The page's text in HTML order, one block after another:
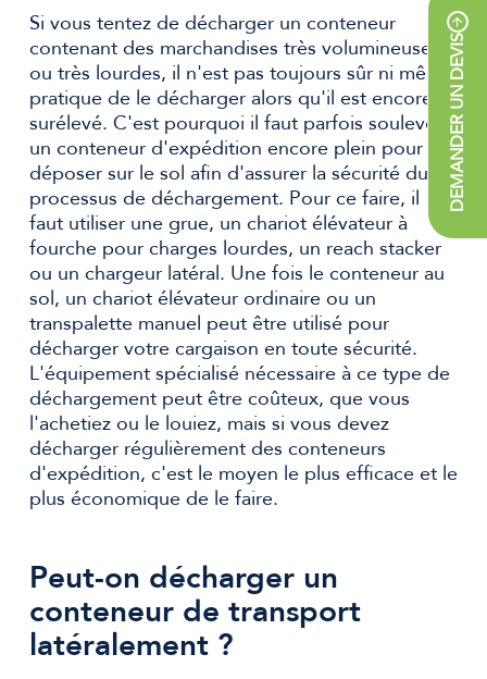
DEMANDER UN DEVIS
Si vous tentez de décharger un conteneur
contenant des marchandises très volumineuses
ou très lourdes, il n'est pas toujours sûr ni même
pratique de le décharger alors qu'il est encore
surélevé. C'est pourquoi il faut parfois soulever
un conteneur d'expédition encore plein pour le
déposer sur le sol afin d'assurer la sécurité du
processus de déchargement. Pour ce faire, il
faut utiliser une grue, un chariot élévateur à
fourche pour charges lourdes, un reach stacker
ou un chargeur latéral. Une fois le conteneur au
sol, un chariot élévateur ordinaire ou un
transpalette manuel peut être utilisé pour
décharger votre cargaison en toute sécurité.
L'équipement spécialisé nécessaire à ce type de
déchargement peut être coûteux, que vous
l'achetiez ou le louiez, mais si vous devez
décharger régulièrement des conteneurs
d'expédition, c'est le moyen le plus efficace et le
plus économique de le faire.
Peut-on décharger un
conteneur de transport
latéralement ?